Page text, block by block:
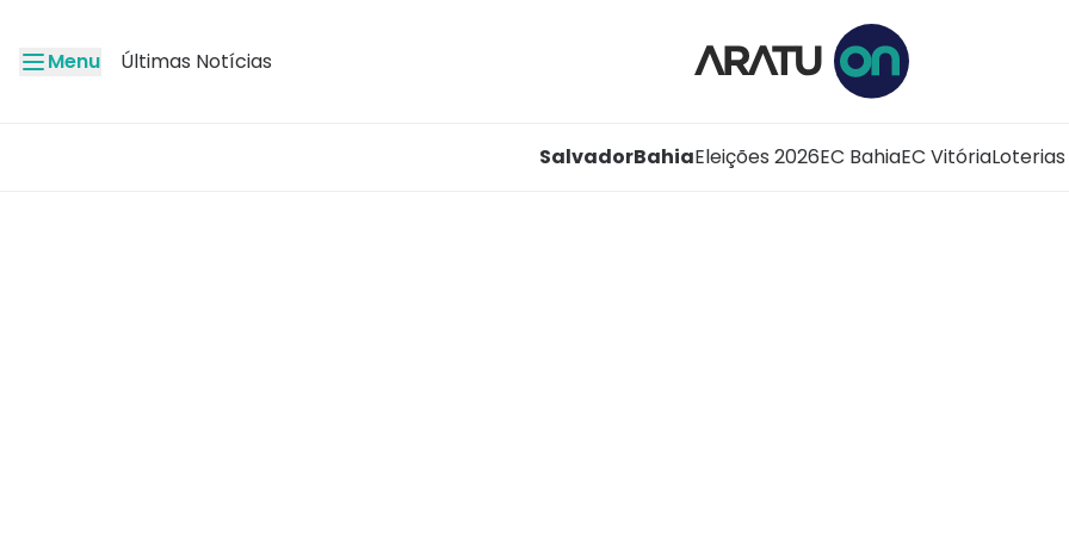
Menu Últimas Notícias
SalvadorBahiaEleições 2026EC BahiaEC VitóriaLoterias